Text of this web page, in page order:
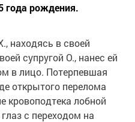
года рождения.
находясь в своей
супругой О., нанес ей
в лицо. Потерпевшая
открытого перелома
кровоподтека лобной
с переходом на